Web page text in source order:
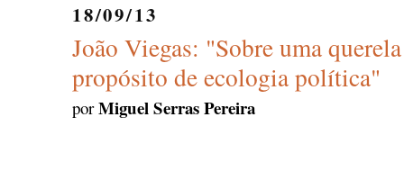
18/09/13
João Viegas: "Sobre uma
propósito de ecologia política"
porMiguel Serras Pereira